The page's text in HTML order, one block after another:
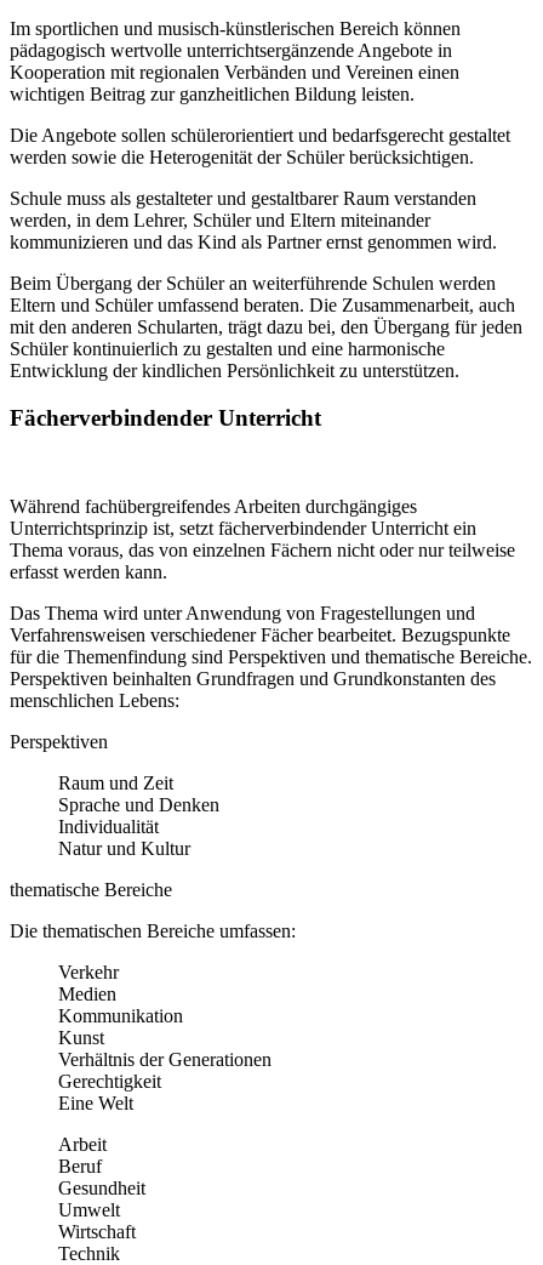
Im sportlichen und musisch-künstlerischen Bereich können
pädagogisch wertvolle unterrichtsergänzende Angebote in
Kooperation mit regionalen Verbänden und Vereinen einen
wichtigen Beitrag zur ganzheitlichen Bildung leisten.
Die Angebote sollen schülerorientiert und bedarfsgerecht gestaltet
werden sowie die Heterogenität der Schüler berücksichtigen.
Schule muss als gestalteter und gestaltbarer Raum verstanden
werden, in dem Lehrer, Schüler und Eltern miteinander
kommunizieren und das Kind als Partner ernst genommen wird.
Beim Übergang der Schüler an weiterführende Schulen werden
Eltern und Schüler umfassend beraten. Die Zusammenarbeit, auch
mit den anderen Schularten, trägt dazu bei, den Übergang für jeden
Schüler kontinuierlich zu gestalten und eine harmonische
Entwicklung der kindlichen Persönlichkeit zu unterstützen.
Fächerverbindender Unterricht
Während fachübergreifendes Arbeiten durchgängiges
Unterrichtsprinzip ist, setzt fächerverbindender Unterricht ein
Thema voraus, das von einzelnen Fächern nicht oder nur teilweise
erfasst werden kann.
Das Thema wird unter Anwendung von Fragestellungen und
Verfahrensweisen verschiedener Fächer bearbeitet. Bezugspunkte
für die Themenfindung sind Perspektiven und thematische Bereiche.
Perspektiven beinhalten Grundfragen und Grundkonstanten des
menschlichen Lebens:
Perspektiven
Raum und Zeit
Sprache und Denken
Individualität
Natur und Kultur
thematische Bereiche
Die thematischen Bereiche umfassen:
Verkehr
Medien
Kommunikation
Kunst
Verhältnis der Generationen
Gerechtigkeit
Eine Welt
Arbeit
Beruf
Gesundheit
Umwelt
Wirtschaft
Technik